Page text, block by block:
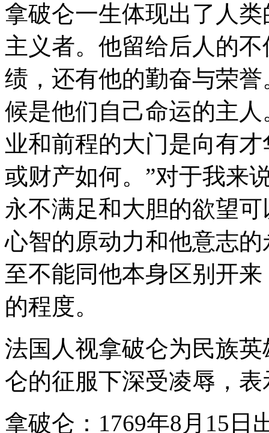
拿破仑一生体现出了人
主义者。他留给后人的
绩，还有他的勤奋与荣
候是他们自己命运的主
业和前程的大门是向有
或财产如何。”对于我来
永不满足和大胆的欲望
心智的原动力和他意志
至不能同他本身区别开
的程度。
法国人视拿破仑为民族
仑的征服下深受凌辱，
拿破仑：1769年8月15日